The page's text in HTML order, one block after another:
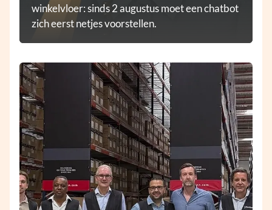
winkelvloer: sinds 2 augustus moet een chatbot
zich eerst netjes voorstellen.